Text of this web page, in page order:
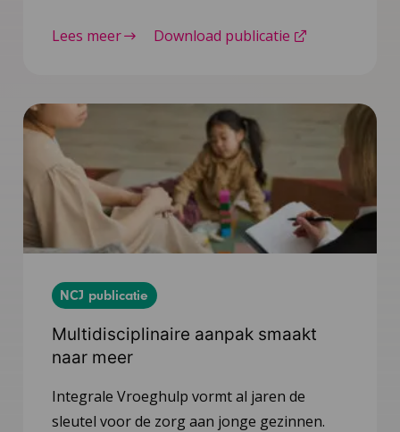
Lees meer Download publicatie
NCJ publicatie
Multidisciplinaire aanpak smaakt
naar meer
Integrale Vroeghulp vormt al jaren de
sleutel voor de zorg aan jonge gezinnen.